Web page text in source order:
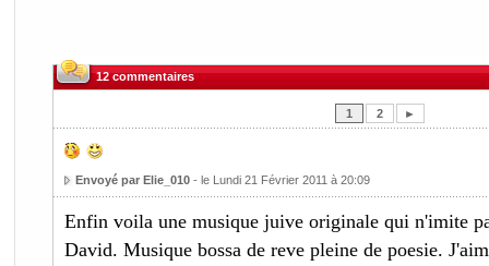
12 commentaires
1 2 ►
Envoyé par Elie_010- le Lundi 21 Février 2011 à 20:09
Enfin voila une musique juive originale qui n'imite
David. Musique bossa de reve pleine de poesie.